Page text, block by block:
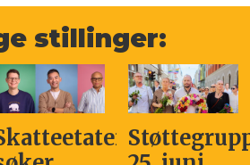
stillinger: